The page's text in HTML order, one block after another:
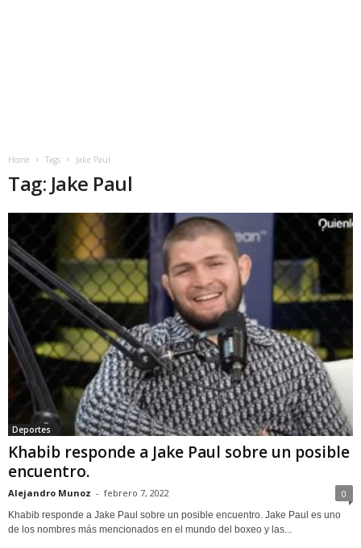
Home Tags Jake Paul
Tag: Jake Paul
Deportes
Khabib responde a Jake Paul sobre un posible
encuentro.
Alejandro Munoz - febrero 7, 2022 0
Khabib responde a Jake Paul sobre un posible encuentro. Jake Paul es uno
de los nombres más mencionados en el mundo del boxeo y las...